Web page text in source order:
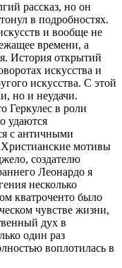
рассказ, но он
в подробностях.
и вообще не
времени, а
История открытий
искусства и
искусства. С этой
но и неудачи.
Геркулес в роли
удаются
с античными
мотивы
создателю
Леонардо я
несколько
кватроченто было
чувстве жизни,
дух в
один раз
воплотилась в